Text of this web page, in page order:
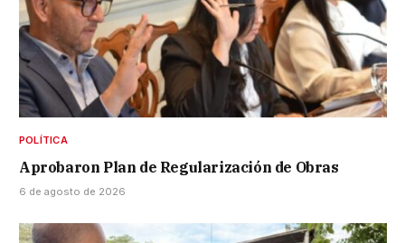
POLÍTICA
Aprobaron Plan de Regularización de Obras
6 de agosto de 2026